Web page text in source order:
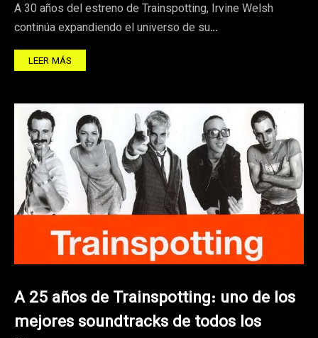
A 30 años del estreno de Trainspotting, Irvine Welsh
continúa expandiendo el universo de su…
LEER MÁS
A 25 años de Trainspotting: uno de los
mejores soundtracks de todos los